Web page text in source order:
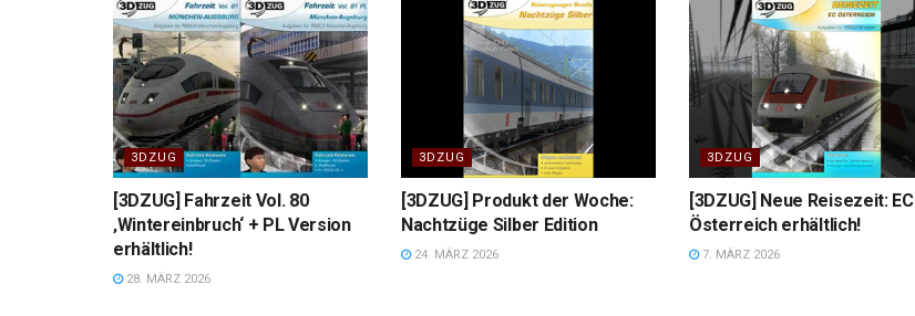
3DZUG
[3DZUG] Fahrzeit Vol. 80
‚Wintereinbruch‘ + PL Version
erhältlich!
28. MÄRZ 2026
3DZUG
[3DZUG] Produkt der Woche:
Nachtzüge Silber Edition
24. MÄRZ 2026
3DZUG
[3DZUG] Neue Reisezeit: EC
Österreich erhältlich!
7. MÄRZ 2026